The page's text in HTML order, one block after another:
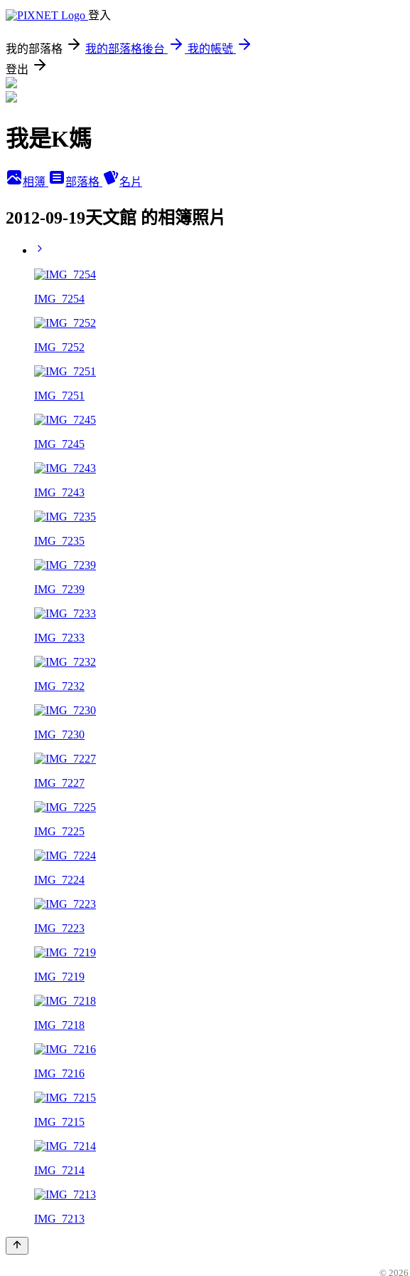
登入
我的部落格 我的部落格後台
我的帳號
登出
我是K媽
相簿 部落格 名片
2012-09-19天文館 的相簿照片
IMG_7254
IMG_7252
IMG_7251
IMG_7245
IMG_7243
IMG_7235
IMG_7239
IMG_7233
IMG_7232
IMG_7230
IMG_7227
IMG_7225
IMG_7224
IMG_7223
IMG_7219
IMG_7218
IMG_7216
IMG_7215
IMG_7214
IMG_7213
© 2026